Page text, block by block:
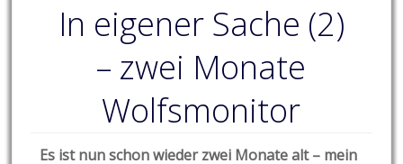
In eigener Sache (2)
– zwei Monate
Wolfsmonitor
Es ist nun schon wieder zwei Monate alt – mein